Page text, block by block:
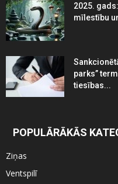
2025.
mīlestību
parks”
tiesības...
POPULĀRĀKĀS
Ziņas
Ventspilī